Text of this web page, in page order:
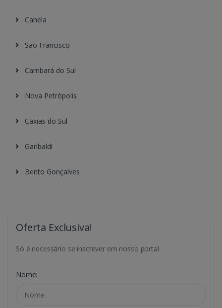
Canela
São Francisco
Cambará do Sul
Nova Petrópolis
Caxias do Sul
Garibaldi
Bento Gonçalves
Oferta Exclusiva!
Só é necessário se inscrever em nosso portal
Nome: